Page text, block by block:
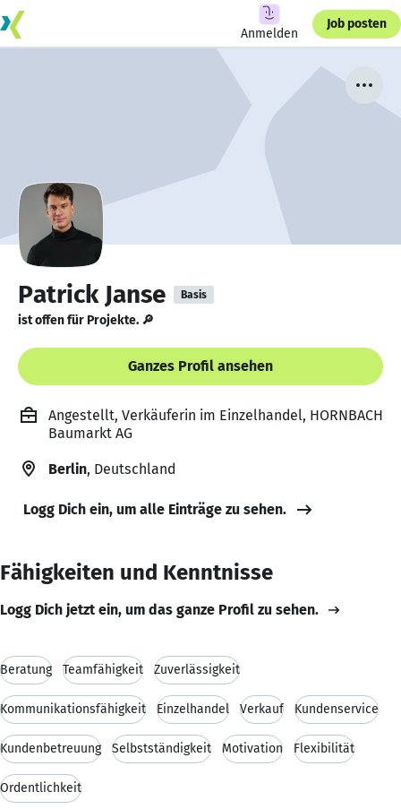
Anmelden
Job posten
Patrick Janse Basis
ist offen für Projekte. 🔎
Ganzes Profil ansehen
Angestellt, Verkäuferin im Einzelhandel, HORNBACH
Baumarkt AG
Berlin, Deutschland
Logg Dich ein, um alle Einträge zu sehen.
Fähigkeiten und Kenntnisse
Logg Dich jetzt ein, um das ganze Profil zu sehen.
Beratung Teamfähigkeit Zuverlässigkeit
Kommunikationsfähigkeit Einzelhandel Verkauf Kundenservice
Kundenbetreuung Selbstständigkeit Motivation Flexibilität
Ordentlichkeit